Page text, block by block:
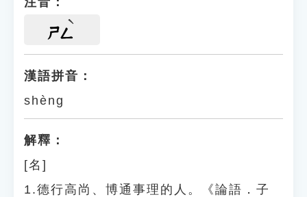
ㄕㄥ
漢語拼音：
shèng
解釋：
[名]
1.德行高尚、博通事理的人。《論語．子